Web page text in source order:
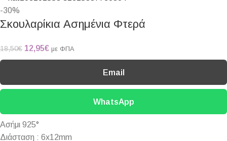
-30%
Σκουλαρίκια Ασημένια Φτερά
18,50€ 12,95€ με ΦΠΑ
Email
WhatsApp
Ασήμι 925°
Διάσταση : 6x12mm